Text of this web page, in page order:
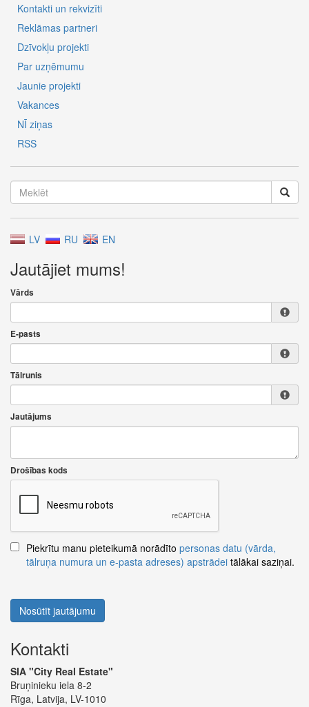
Kontakti un rekvizīti
Reklāmas partneri
Dzīvokļu projekti
Par uzņēmumu
Jaunie projekti
Vakances
NĪ ziņas
RSS
LV RU EN
Jautājiet mums!
Vārds
E-pasts
Tālrunis
Jautājums
Drošības kods
Piekrītu manu pieteikumā norādīto personas datu (vārda,
tālruņa numura un e-pasta adreses) apstrādei tālākai saziņai.
Nosūtīt jautājumu
Kontakti
SIA "City Real Estate"
Bruņinieku iela 8-2
Rīga, Latvija, LV-1010